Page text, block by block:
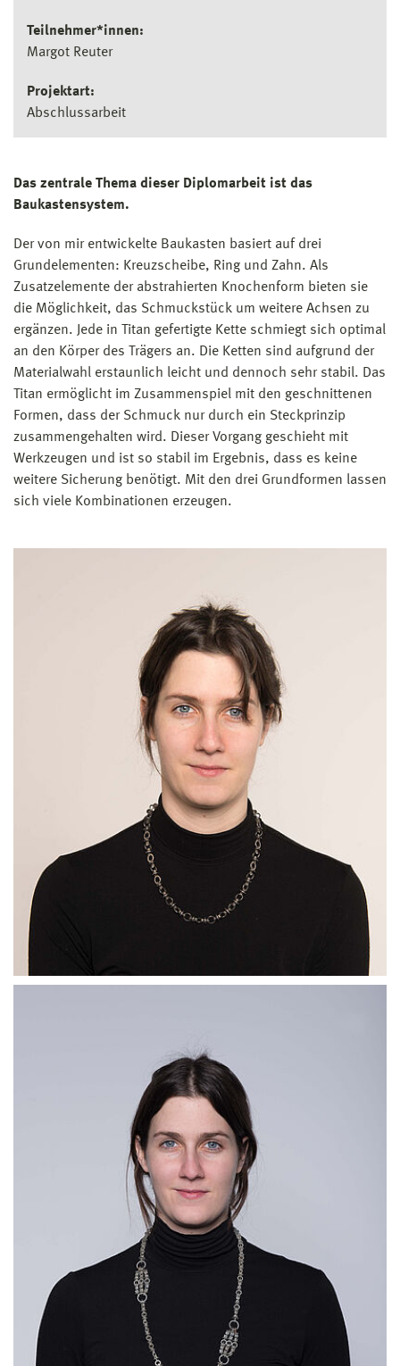
Teilnehmer*innen:
Margot Reuter
Projektart:
Abschlussarbeit
Das zentrale Thema dieser Diplomarbeit ist das
Baukastensystem.
Der von mir entwickelte Baukasten basiert auf drei
Grundelementen: Kreuzscheibe, Ring und Zahn. Als
Zusatzelemente der abstrahierten Knochenform bieten sie
die Möglichkeit, das Schmuckstück um weitere Achsen zu
ergänzen. Jede in Titan gefertigte Kette schmiegt sich optimal
an den Körper des Trägers an. Die Ketten sind aufgrund der
Materialwahl erstaunlich leicht und dennoch sehr stabil. Das
Titan ermöglicht im Zusammenspiel mit den geschnittenen
Formen, dass der Schmuck nur durch ein Steckprinzip
zusammengehalten wird. Dieser Vorgang geschieht mit
Werkzeugen und ist so stabil im Ergebnis, dass es keine
weitere Sicherung benötigt. Mit den drei Grundformen lassen
sich viele Kombinationen erzeugen.